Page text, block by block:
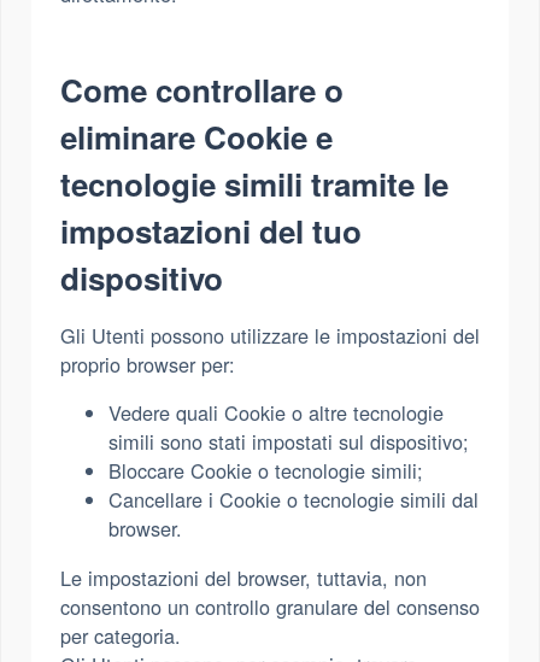
Come controllare o
eliminare Cookie e
tecnologie simili tramite le
impostazioni del tuo
dispositivo
Gli Utenti possono utilizzare le impostazioni del
proprio browser per:
Vedere quali Cookie o altre tecnologie
simili sono stati impostati sul dispositivo;
Bloccare Cookie o tecnologie simili;
Cancellare i Cookie o tecnologie simili dal
browser.
Le impostazioni del browser, tuttavia, non
consentono un controllo granulare del consenso
per categoria.